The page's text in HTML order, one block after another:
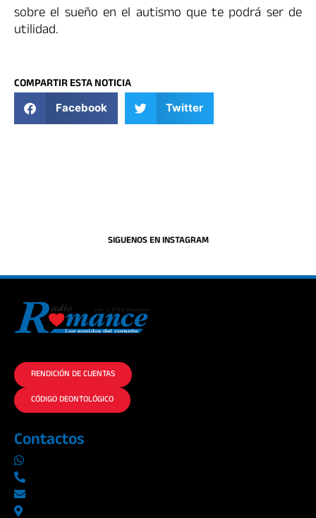
sobre el sueño en el autismo que te podrá ser de
utilidad.
COMPARTIR ESTA NOTICIA
Facebook Twitter
SIGUENOS EN INSTAGRAM
RENDICIÓN DE CUENTAS
CÓDIGO DEONTOLÓGICO
Contactos